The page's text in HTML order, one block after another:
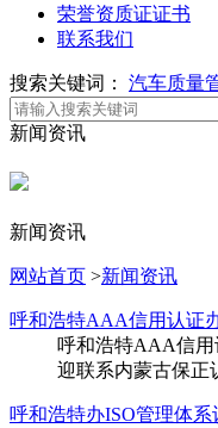
荣誉资质证证书
联系我们
搜索关键词： 汽车质量
新闻资讯
新闻资讯
网站首页 >新闻资讯
呼和浩特AAA信用认证
呼和浩特AAA信用
迎联系内蒙古保正
呼和浩特办ISO管理体